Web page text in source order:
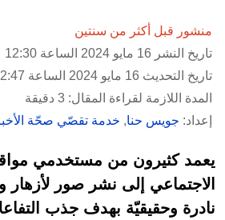
منشور قبل أكثر من سنتين
تاريخ النشر 16 مايو 2024 الساعة 12:30
تاريخ التحديث 16 مايو 2024 الساعة 12:47
المدة اللازمة لقراءة المقال: 3 دقيقة
إعداد: جويس حنا, خدمة تقصّي صحّة الأخبار
يعمد كثيرون من مستخدمي
الاجتماعي إلى نشر صور لأزهار
نادرة وحقيقيّة بهدف جذب